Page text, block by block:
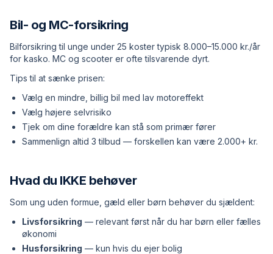
Bil- og MC-forsikring
Bilforsikring til unge under 25 koster typisk 8.000–15.000 kr./år
for kasko. MC og scooter er ofte tilsvarende dyrt.
Tips til at sænke prisen:
Vælg en mindre, billig bil med lav motoreffekt
Vælg højere selvrisiko
Tjek om dine forældre kan stå som primær fører
Sammenlign altid 3 tilbud — forskellen kan være 2.000+ kr.
Hvad du IKKE behøver
Som ung uden formue, gæld eller børn behøver du sjældent:
Livsforsikring — relevant først når du har børn eller fælles
økonomi
Husforsikring — kun hvis du ejer bolig